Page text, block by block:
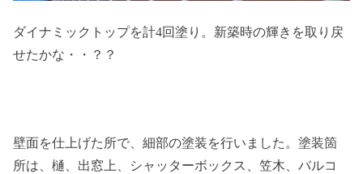
ダイナミックトップを計4回塗り。新築時の輝きを取り戻
せたかな・・？？
壁面を仕上げた所で、細部の塗装を行いました。塗装箇
所は、樋、出窓上、シャッターボックス、笠木、バルコ